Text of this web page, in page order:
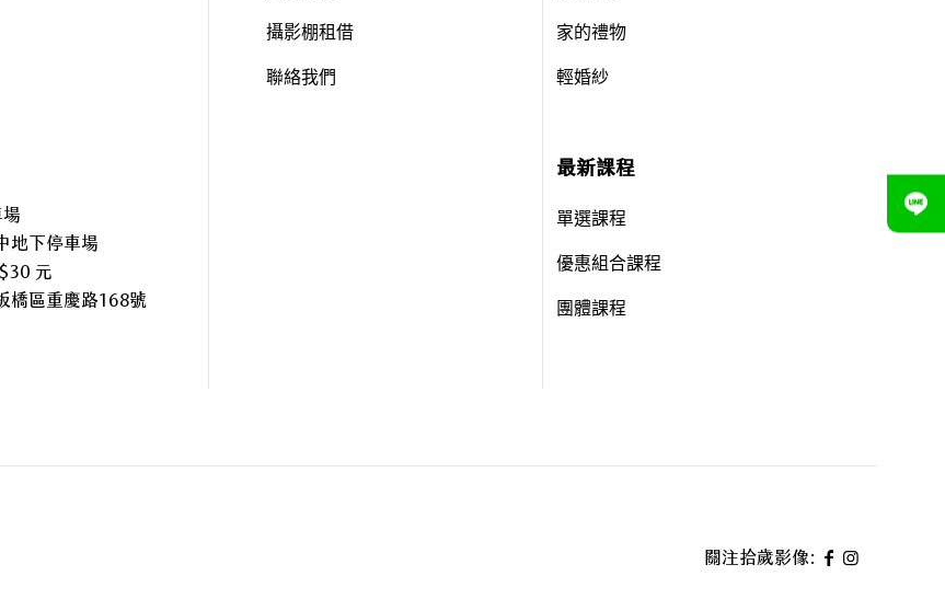
地下停車場
元
橋區重慶路168號
攝影棚租借
聯絡我們
家的禮物
輕婚紗
最新課程
單選課程
優惠組合課程
團體課程
關注拾歲影像: